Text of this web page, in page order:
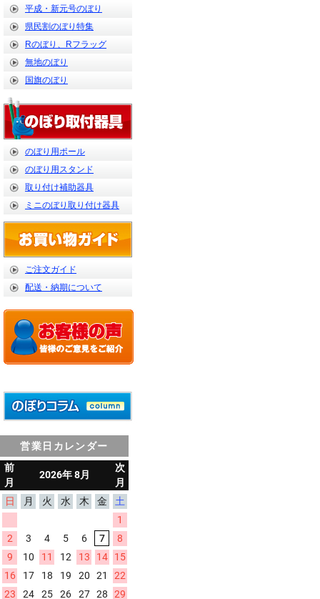
平成・新元号のぼり
県民割のぼり特集
Rのぼり、Rフラッグ
無地のぼり
国旗のぼり
のぼり用ポール
のぼり用スタンド
取り付け補助器具
ミニのぼり取り付け器具
ご注文ガイド
配送・納期について
営業日カレンダー